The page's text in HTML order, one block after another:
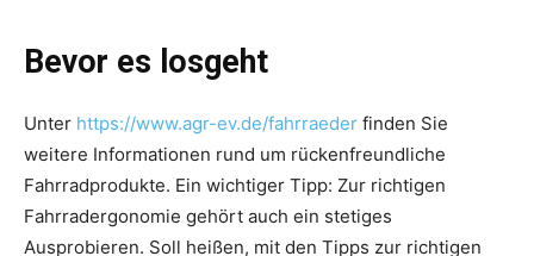
Bevor es losgeht
Unter https://www.agr-ev.de/fahrraeder finden Sie
weitere Informationen rund um rückenfreundliche
Fahrradprodukte. Ein wichtiger Tipp: Zur richtigen
Fahrradergonomie gehört auch ein stetiges
Ausprobieren. Soll heißen, mit den Tipps zur richtigen